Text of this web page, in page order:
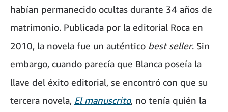
habían permanecido ocultas durante 34 años de
matrimonio. Publicada por la editorial Roca en
2010, la novela fue un auténtico best seller. Sin
embargo, cuando parecía que Blanca poseía la
llave del éxito editorial, se encontró con que su
tercera novela, El manuscrito, no tenía quién la